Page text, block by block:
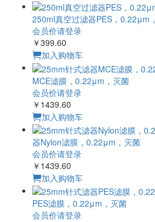
250ml真空过滤器PES，0.22μm
会员价请登录
￥399.60
加入购物车
MCE滤膜，0.22μm，灭菌
会员价请登录
￥1439.60
加入购物车
器Nylon滤膜，0.22μm，灭菌
会员价请登录
￥1439.60
加入购物车
PES滤膜，0.22μm，灭菌
会员价请登录